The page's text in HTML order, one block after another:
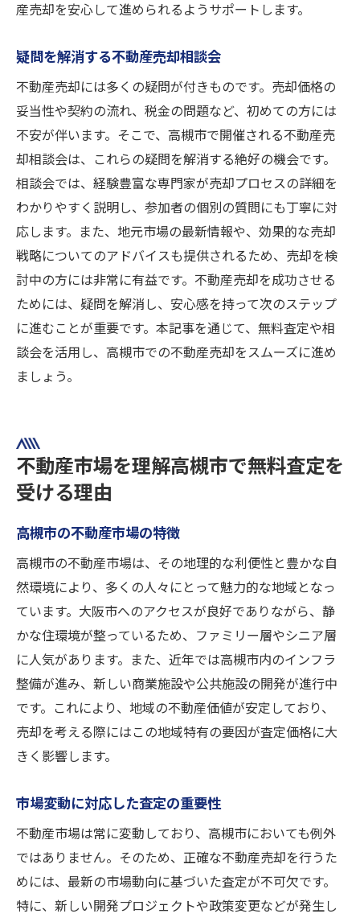
産売却を安心して進められるようサポートします。
疑問を解消する不動産売却相談会
不動産売却には多くの疑問が付きものです。売却価格の
妥当性や契約の流れ、税金の問題など、初めての方には
不安が伴います。そこで、高槻市で開催される不動産売
却相談会は、これらの疑問を解消する絶好の機会です。
相談会では、経験豊富な専門家が売却プロセスの詳細を
わかりやすく説明し、参加者の個別の質問にも丁寧に対
応します。また、地元市場の最新情報や、効果的な売却
戦略についてのアドバイスも提供されるため、売却を検
討中の方には非常に有益です。不動産売却を成功させる
ためには、疑問を解消し、安心感を持って次のステップ
に進むことが重要です。本記事を通じて、無料査定や相
談会を活用し、高槻市での不動産売却をスムーズに進め
ましょう。
不動産市場を理解高槻市で無料査定を
受ける理由
高槻市の不動産市場の特徴
高槻市の不動産市場は、その地理的な利便性と豊かな自
然環境により、多くの人々にとって魅力的な地域となっ
ています。大阪市へのアクセスが良好でありながら、静
かな住環境が整っているため、ファミリー層やシニア層
に人気があります。また、近年では高槻市内のインフラ
整備が進み、新しい商業施設や公共施設の開発が進行中
です。これにより、地域の不動産価値が安定しており、
売却を考える際にはこの地域特有の要因が査定価格に大
きく影響します。
市場変動に対応した査定の重要性
不動産市場は常に変動しており、高槻市においても例外
ではありません。そのため、正確な不動産売却を行うた
めには、最新の市場動向に基づいた査定が不可欠です。
特に、新しい開発プロジェクトや政策変更などが発生し